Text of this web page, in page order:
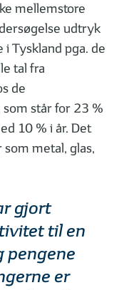
mellemstore
udtryk
Tyskland pga. de
tal fra
de
står for 23 %
10 % i år. Det
metal, glas,
gjort
til en
pengene
er